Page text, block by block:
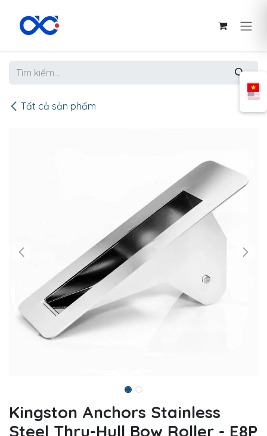
Tất cả sản phẩm
Kingston Anchors Stainless
Steel Thru-Hull Bow Roller - E8P